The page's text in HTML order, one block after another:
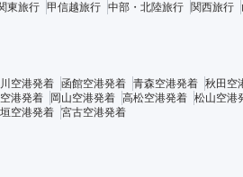
東旅行 甲信越旅行 中部・北陸旅行 関西旅行
空港発着 函館空港発着 青森空港発着 秋田空
港発着 岡山空港発着 高松空港発着 松山空港
空港発着 宮古空港発着